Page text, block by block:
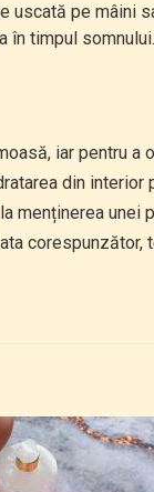
uscată pe mâini
în timpul somnului.
iar pentru a
din interior
menținerea
corespunzător,